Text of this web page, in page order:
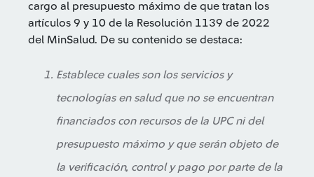
cargo al presupuesto máximo de que tratan los
artículos 9 y 10 de la Resolución 1139 de 2022
del MinSalud. De su contenido se destaca:
Establece cuales son los servicios y
tecnologías en salud que no se encuentran
financiados con recursos de la UPC ni del
presupuesto máximo y que serán objeto de
la verificación, control y pago por parte de la